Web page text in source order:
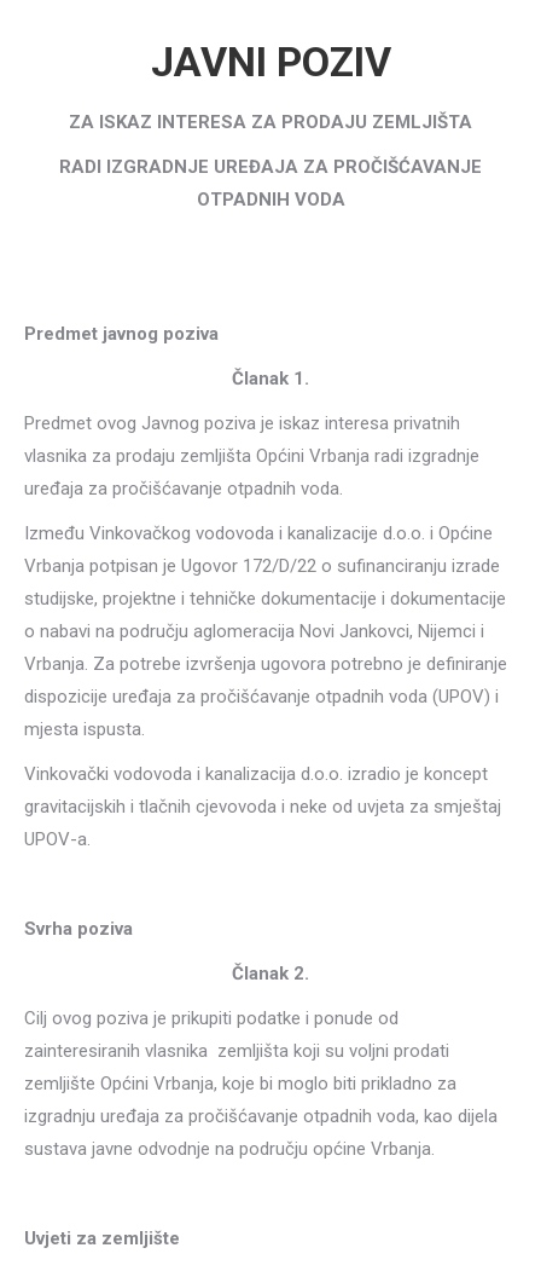
JAVNI POZIV
ZA ISKAZ INTERESA ZA PRODAJU ZEMLJIŠTA
RADI IZGRADNJE UREĐAJA ZA PROČIŠĆAVANJE
OTPADNIH VODA
Predmet javnog poziva
Članak 1.
Predmet ovog Javnog poziva je iskaz interesa privatnih
vlasnika za prodaju zemljišta Općini Vrbanja radi izgradnje
uređaja za pročišćavanje otpadnih voda.
Između Vinkovačkog vodovoda i kanalizacije d.o.o. i Općine
Vrbanja potpisan je Ugovor 172/D/22 o sufinanciranju izrade
studijske, projektne i tehničke dokumentacije i dokumentacije
o nabavi na području aglomeracija Novi Jankovci, Nijemci i
Vrbanja. Za potrebe izvršenja ugovora potrebno je definiranje
dispozicije uređaja za pročišćavanje otpadnih voda (UPOV) i
mjesta ispusta.
Vinkovački vodovoda i kanalizacija d.o.o. izradio je koncept
gravitacijskih i tlačnih cjevovoda i neke od uvjeta za smještaj
UPOV-a.
Svrha poziva
Članak 2.
Cilj ovog poziva je prikupiti podatke i ponude od
zainteresiranih vlasnika zemljišta koji su voljni prodati
zemljište Općini Vrbanja, koje bi moglo biti prikladno za
izgradnju uređaja za pročišćavanje otpadnih voda, kao dijela
sustava javne odvodnje na području općine Vrbanja.
Uvjeti za zemljište